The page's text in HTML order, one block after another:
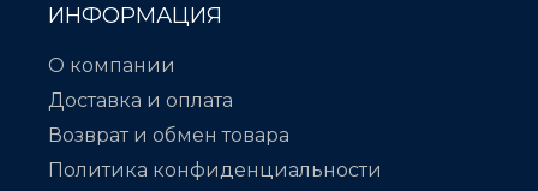
ИНФОРМАЦИЯ
О компании
Доставка и оплата
Возврат и обмен товара
Политика конфиденциальности